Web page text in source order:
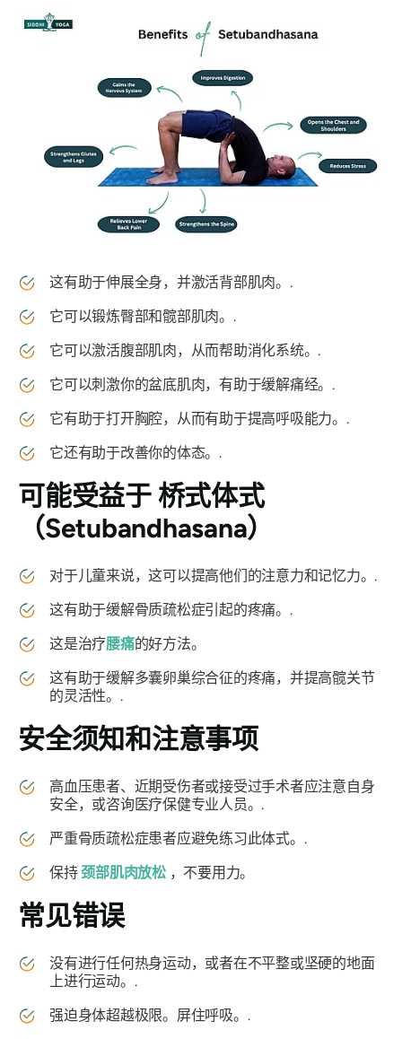
这有助于伸展全身，并激活背部肌肉。.
它可以锻炼臀部和髋部肌肉。.
它可以激活腹部肌肉，从而帮助消化系统。.
它可以刺激你的盆底肌肉，有助于缓解痛经。.
它有助于打开胸腔，从而有助于提高呼吸能力。.
它还有助于改善你的体态。.
可能受益于 桥式体式
（Setubandhasana）
对于儿童来说，这可以提高他们的注意力和记忆力。.
这有助于缓解骨质疏松症引起的疼痛。.
这是治疗腰痛的好方法。
这有助于缓解多囊卵巢综合征的疼痛，并提高髋关节
的灵活性。.
安全须知和注意事项
高血压患者、近期受伤者或接受过手术者应注意自身
安全，或咨询医疗保健专业人员。.
严重骨质疏松症患者应避免练习此体式。.
保持颈部肌肉放松，不要用力。
常见错误
没有进行任何热身运动，或者在不平整或坚硬的地面
上进行运动。.
强迫身体超越极限。屏住呼吸。.